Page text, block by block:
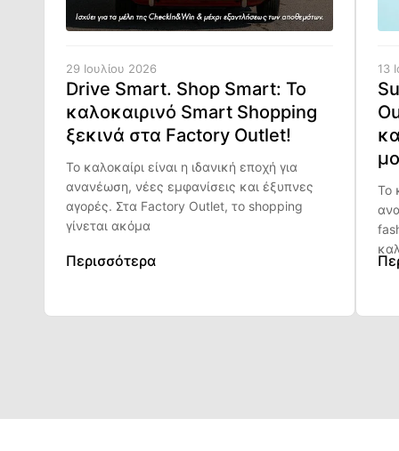
29 Ιουλίου 2026
Drive Smart. Shop Smart: Το
καλοκαιρινό Smart Shopping
ξεκινά στα Factory Outlet!
Το καλοκαίρι είναι η ιδανική εποχή για
ανανέωση, νέες εμφανίσεις και έξυπνες
αγορές. Στα Factory Outlet, το shopping
γίνεται ακόμα
Περισσότερα
13
Το